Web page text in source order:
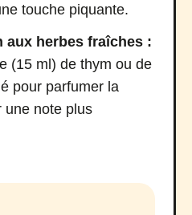
touche piquante.
aux herbes fraîches :
(15 ml) de thym ou de
pour parfumer la
une note plus